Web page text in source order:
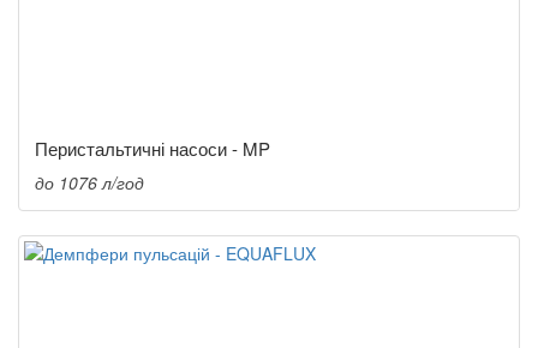
Перистальтичні насоси - MP
до 1076 л/год